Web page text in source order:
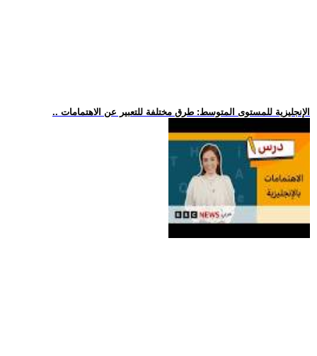
.. الإنجليزية للمستوى المتوسط: طرق مختلفة للتعبير عن الاهتمامات